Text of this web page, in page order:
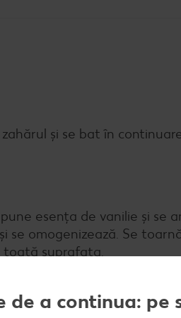
și se bat în
esența de vanilie și se
omogenizează. Se
toată suprafața.
de a continua: